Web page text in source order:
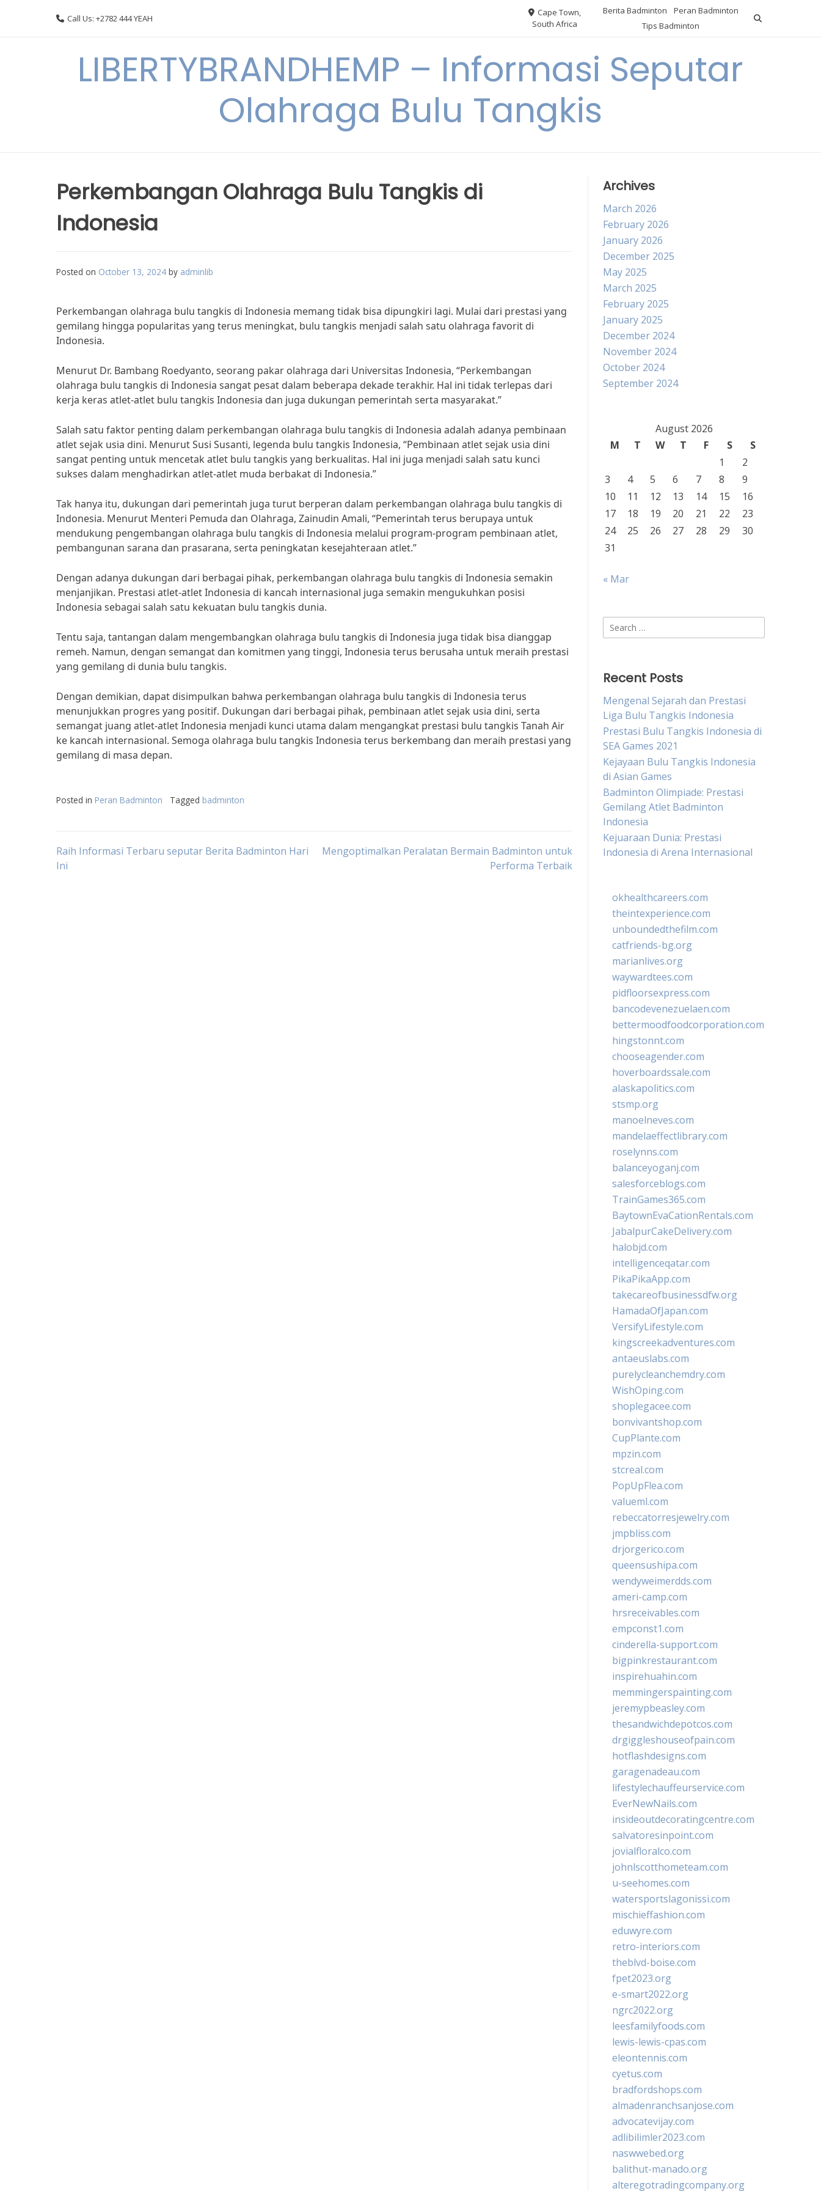
Call Us: +2782 444 YEAH
Cape Town,
South Africa
Berita Badminton
Peran Badminton
Tips Badminton
LIBERTYBRANDHEMP – Informasi Seputar
Olahraga Bulu Tangkis
Perkembangan Olahraga Bulu Tangkis di
Indonesia
Posted on October 13, 2024 by adminlib
Perkembangan olahraga bulu tangkis di Indonesia memang tidak bisa dipungkiri lagi. Mulai dari prestasi yang
gemilang hingga popularitas yang terus meningkat, bulu tangkis menjadi salah satu olahraga favorit di
Indonesia.
Menurut Dr. Bambang Roedyanto, seorang pakar olahraga dari Universitas Indonesia, “Perkembangan
olahraga bulu tangkis di Indonesia sangat pesat dalam beberapa dekade terakhir. Hal ini tidak terlepas dari
kerja keras atlet-atlet bulu tangkis Indonesia dan juga dukungan pemerintah serta masyarakat.”
Salah satu faktor penting dalam perkembangan olahraga bulu tangkis di Indonesia adalah adanya pembinaan
atlet sejak usia dini. Menurut Susi Susanti, legenda bulu tangkis Indonesia, “Pembinaan atlet sejak usia dini
sangat penting untuk mencetak atlet bulu tangkis yang berkualitas. Hal ini juga menjadi salah satu kunci
sukses dalam menghadirkan atlet-atlet muda berbakat di Indonesia.”
Tak hanya itu, dukungan dari pemerintah juga turut berperan dalam perkembangan olahraga bulu tangkis di
Indonesia. Menurut Menteri Pemuda dan Olahraga, Zainudin Amali, “Pemerintah terus berupaya untuk
mendukung pengembangan olahraga bulu tangkis di Indonesia melalui program-program pembinaan atlet,
pembangunan sarana dan prasarana, serta peningkatan kesejahteraan atlet.”
Dengan adanya dukungan dari berbagai pihak, perkembangan olahraga bulu tangkis di Indonesia semakin
menjanjikan. Prestasi atlet-atlet Indonesia di kancah internasional juga semakin mengukuhkan posisi
Indonesia sebagai salah satu kekuatan bulu tangkis dunia.
Tentu saja, tantangan dalam mengembangkan olahraga bulu tangkis di Indonesia juga tidak bisa dianggap
remeh. Namun, dengan semangat dan komitmen yang tinggi, Indonesia terus berusaha untuk meraih prestasi
yang gemilang di dunia bulu tangkis.
Dengan demikian, dapat disimpulkan bahwa perkembangan olahraga bulu tangkis di Indonesia terus
menunjukkan progres yang positif. Dukungan dari berbagai pihak, pembinaan atlet sejak usia dini, serta
semangat juang atlet-atlet Indonesia menjadi kunci utama dalam mengangkat prestasi bulu tangkis Tanah Air
ke kancah internasional. Semoga olahraga bulu tangkis Indonesia terus berkembang dan meraih prestasi yang
gemilang di masa depan.
Posted in Peran Badminton Tagged badminton
Post
Raih Informasi Terbaru seputar Berita Badminton Hari
Ini
Mengoptimalkan Peralatan Bermain Badminton untuk
Performa Terbaik
Archives
March 2026
February 2026
January 2026
December 2025
May 2025
March 2025
February 2025
January 2025
December 2024
November 2024
October 2024
September 2024
August 2026
M
T W T F S
S
1
2
3
4 5 6 7 8
9
10
11 12 13 14 15
16
17
18 19 20 21 22
23
24
25 26 27 28 29
30
31
« Mar
Search
for:
Recent Posts
Mengenal Sejarah dan Prestasi
Liga Bulu Tangkis Indonesia
Prestasi Bulu Tangkis Indonesia di
SEA Games 2021
Kejayaan Bulu Tangkis Indonesia
di Asian Games
Badminton Olimpiade: Prestasi
Gemilang Atlet Badminton
Indonesia
Kejuaraan Dunia: Prestasi
Indonesia di Arena Internasional
okhealthcareers.com
theintexperience.com
unboundedthefilm.com
catfriends-bg.org
marianlives.org
waywardtees.com
pidfloorsexpress.com
bancodevenezuelaen.com
bettermoodfoodcorporation.com
hingstonnt.com
chooseagender.com
hoverboardssale.com
alaskapolitics.com
stsmp.org
manoelneves.com
mandelaeffectlibrary.com
roselynns.com
balanceyoganj.com
salesforceblogs.com
TrainGames365.com
BaytownEvaCationRentals.com
JabalpurCakeDelivery.com
halobjd.com
intelligenceqatar.com
PikaPikaApp.com
takecareofbusinessdfw.org
HamadaOfJapan.com
VersifyLifestyle.com
kingscreekadventures.com
antaeuslabs.com
purelycleanchemdry.com
WishOping.com
shoplegacee.com
bonvivantshop.com
CupPlante.com
mpzin.com
stcreal.com
PopUpFlea.com
valueml.com
rebeccatorresjewelry.com
jmpbliss.com
drjorgerico.com
queensushipa.com
wendyweimerdds.com
ameri-camp.com
hrsreceivables.com
empconst1.com
cinderella-support.com
bigpinkrestaurant.com
inspirehuahin.com
memmingerspainting.com
jeremypbeasley.com
thesandwichdepotcos.com
drgiggleshouseofpain.com
hotflashdesigns.com
garagenadeau.com
lifestylechauffeurservice.com
EverNewNails.com
insideoutdecoratingcentre.com
salvatoresinpoint.com
jovialfloralco.com
johnlscotthometeam.com
u-seehomes.com
watersportslagonissi.com
mischieffashion.com
eduwyre.com
retro-interiors.com
theblvd-boise.com
fpet2023.org
e-smart2022.org
ngrc2022.org
leesfamilyfoods.com
lewis-lewis-cpas.com
eleontennis.com
cyetus.com
bradfordshops.com
almadenranchsanjose.com
advocatevijay.com
adlibilimler2023.com
naswwebed.org
balithut-manado.org
alteregotradingcompany.org